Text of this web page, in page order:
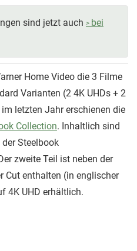
sind jetzt auch
bei
Home Video die 3 Filme
Varianten (2 4K UHDs + 2
letzten Jahr erschienen die
Collection. Inhaltlich sind
Steelbook
zweite Teil ist neben der
Cut enthalten (in englischer
4K UHD erhältlich.